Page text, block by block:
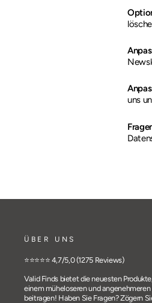
uns
ÜBER UNS
⭐️⭐️⭐️⭐️⭐️ 4,7/5,0 (1275 Reviews)
Valid Finds bietet die neuesten
einem müheloseren und angenehmeren
beitragen! Haben Sie Fragen? Zögern